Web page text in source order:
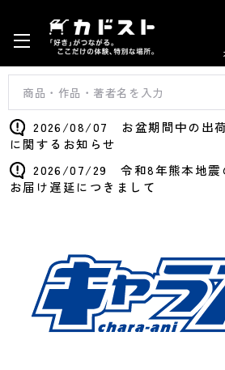
2026/08/07 お盆期間中の出
に関するお知らせ
2026/07/29 令和8年熊本地震
お届け遅延につきまして